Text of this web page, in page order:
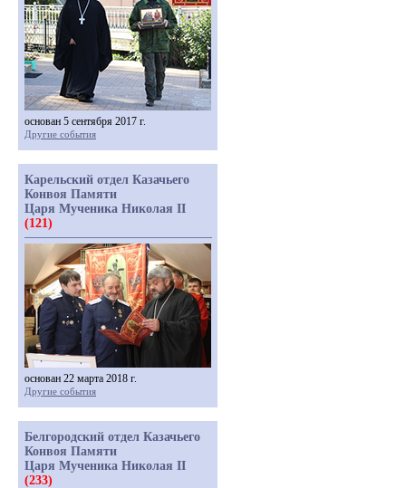
основан 5 сентября 2017 г.
Другие события
Карельский отдел Казачьего
Конвоя Памяти
Царя Мученика Николая II
(121)
основан 22 марта 2018 г.
Другие события
Белгородский отдел Казачьего
Конвоя Памяти
Царя Мученика Николая II
(233)